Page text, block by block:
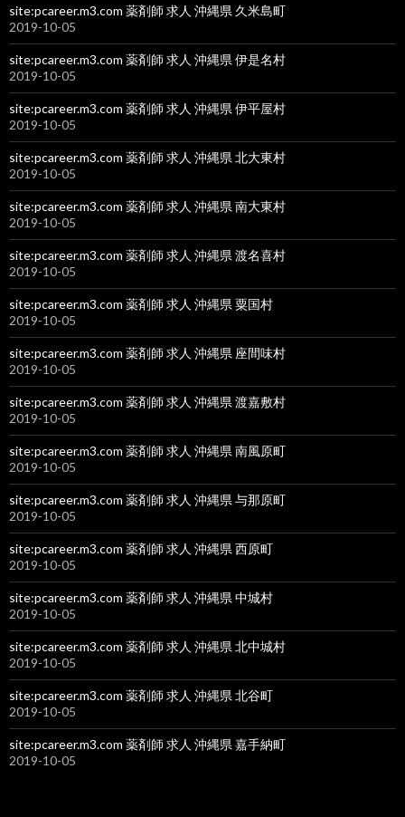
site:pcareer.m3.com 薬剤師 求人 沖縄県 久米島町
2019-10-05
site:pcareer.m3.com 薬剤師 求人 沖縄県 伊是名村
2019-10-05
site:pcareer.m3.com 薬剤師 求人 沖縄県 伊平屋村
2019-10-05
site:pcareer.m3.com 薬剤師 求人 沖縄県 北大東村
2019-10-05
site:pcareer.m3.com 薬剤師 求人 沖縄県 南大東村
2019-10-05
site:pcareer.m3.com 薬剤師 求人 沖縄県 渡名喜村
2019-10-05
site:pcareer.m3.com 薬剤師 求人 沖縄県 粟国村
2019-10-05
site:pcareer.m3.com 薬剤師 求人 沖縄県 座間味村
2019-10-05
site:pcareer.m3.com 薬剤師 求人 沖縄県 渡嘉敷村
2019-10-05
site:pcareer.m3.com 薬剤師 求人 沖縄県 南風原町
2019-10-05
site:pcareer.m3.com 薬剤師 求人 沖縄県 与那原町
2019-10-05
site:pcareer.m3.com 薬剤師 求人 沖縄県 西原町
2019-10-05
site:pcareer.m3.com 薬剤師 求人 沖縄県 中城村
2019-10-05
site:pcareer.m3.com 薬剤師 求人 沖縄県 北中城村
2019-10-05
site:pcareer.m3.com 薬剤師 求人 沖縄県 北谷町
2019-10-05
site:pcareer.m3.com 薬剤師 求人 沖縄県 嘉手納町
2019-10-05